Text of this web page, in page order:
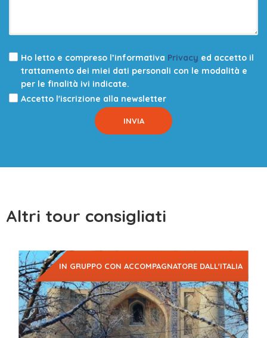
Ho letto e compreso l’informativa Privacy ed accetto il
trattamento dei miei dati personali con le modalità e
per le finalità ivi indicate.
Accetto l'iscrizione alla newsletter
Altri tour consigliati
IN GRUPPO CON ACCOMPAGNATORE DALL'ITALIA